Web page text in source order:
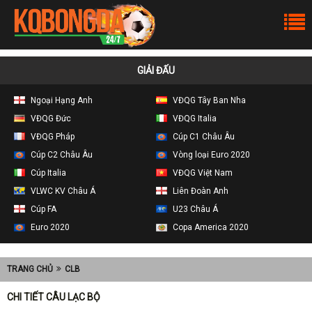
GIẢI ĐẤU
Ngoại Hạng Anh
VĐQG Tây Ban Nha
VĐQG Đức
VĐQG Italia
VĐQG Pháp
Cúp C1 Châu Âu
Cúp C2 Châu Âu
Vòng loại Euro 2020
Cúp Italia
VĐQG Việt Nam
VLWC KV Châu Á
Liên Đoàn Anh
Cúp FA
U23 Châu Á
Euro 2020
Copa America 2020
TRANG CHỦ CLB
CHI TIẾT CÂU LẠC BỘ